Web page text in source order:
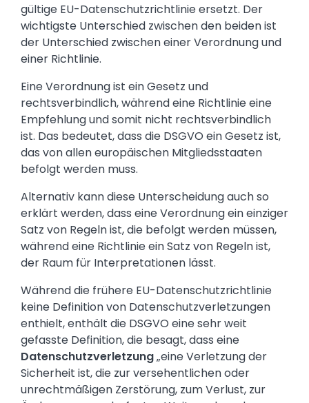
gültige EU-Datenschutzrichtlinie ersetzt. Der
wichtigste Unterschied zwischen den beiden ist
der Unterschied zwischen einer Verordnung und
einer Richtlinie.
Eine Verordnung ist ein Gesetz und
rechtsverbindlich, während eine Richtlinie eine
Empfehlung und somit nicht rechtsverbindlich
ist. Das bedeutet, dass die DSGVO ein Gesetz ist,
das von allen europäischen Mitgliedsstaaten
befolgt werden muss.
Alternativ kann diese Unterscheidung auch so
erklärt werden, dass eine Verordnung ein einziger
Satz von Regeln ist, die befolgt werden müssen,
während eine Richtlinie ein Satz von Regeln ist,
der Raum für Interpretationen lässt.
Während die frühere EU-Datenschutzrichtlinie
keine Definition von Datenschutzverletzungen
enthielt, enthält die DSGVO eine sehr weit
gefasste Definition, die besagt, dass eine
Datenschutzverletzung„eine Verletzung der
Sicherheit ist, die zur versehentlichen oder
unrechtmäßigen Zerstörung, zum Verlust, zur